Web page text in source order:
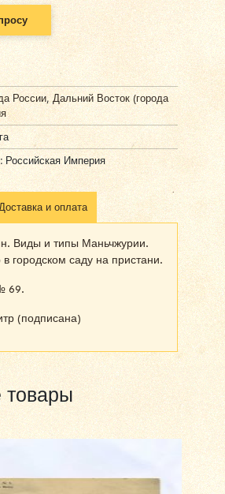
России,Дальний Восток (города
Российская Империя
Доставка и оплата
Виды и типы Маньчжурии.
в городском саду на пристани.
69.
(подписана)